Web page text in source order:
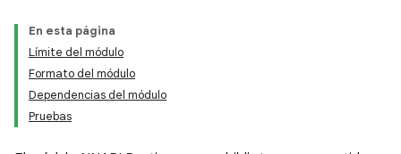
En esta página
Límite del módulo
Formato del módulo
Dependencias del módulo
Pruebas